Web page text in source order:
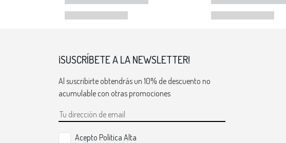
¡SUSCRÍBETE A LA NEWSLETTER!
Al suscribirte obtendrás un 10% de descuento no
acumulable con otras promociones
Acepto Politica Alta